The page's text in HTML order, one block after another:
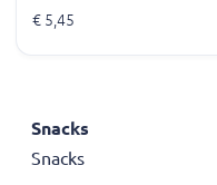
€ 5,45
Snacks
Snacks